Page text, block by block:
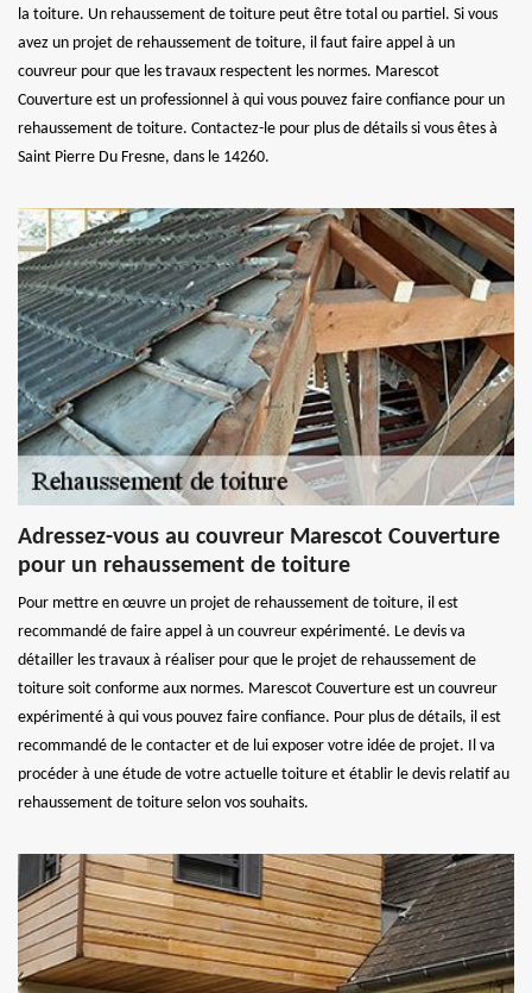
la toiture. Un rehaussement de toiture peut être total ou partiel. Si vous
avez un projet de rehaussement de toiture, il faut faire appel à un
couvreur pour que les travaux respectent les normes. Marescot
Couverture est un professionnel à qui vous pouvez faire confiance pour un
rehaussement de toiture. Contactez-le pour plus de détails si vous êtes à
Saint Pierre Du Fresne, dans le 14260.
Adressez-vous au couvreur Marescot Couverture
pour un rehaussement de toiture
Pour mettre en œuvre un projet de rehaussement de toiture, il est
recommandé de faire appel à un couvreur expérimenté. Le devis va
détailler les travaux à réaliser pour que le projet de rehaussement de
toiture soit conforme aux normes. Marescot Couverture est un couvreur
expérimenté à qui vous pouvez faire confiance. Pour plus de détails, il est
recommandé de le contacter et de lui exposer votre idée de projet. Il va
procéder à une étude de votre actuelle toiture et établir le devis relatif au
rehaussement de toiture selon vos souhaits.